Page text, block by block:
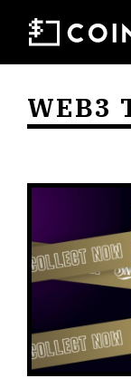
WEB3